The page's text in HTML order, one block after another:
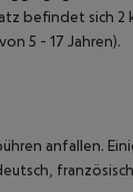
befindet sich
5 - 17 Jahren).
anfallen.